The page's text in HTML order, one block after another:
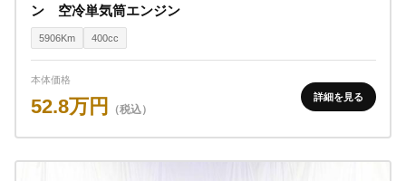
ン 空冷単気筒エンジン
5906Km 400cc
本体価格
52.8万円 （税込）
詳細を見る